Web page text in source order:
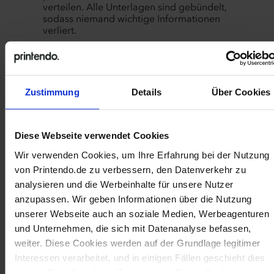
Zustimmung Details Über Cookies
Diese Webseite verwendet Cookies
Wir verwenden Cookies, um Ihre Erfahrung bei der Nutzung
von Printendo.de zu verbessern, den Datenverkehr zu
analysieren und die Werbeinhalte für unsere Nutzer
anzupassen. Wir geben Informationen über die Nutzung
unserer Webseite auch an soziale Medien, Werbeagenturen
und Unternehmen, die sich mit Datenanalyse befassen,
weiter. Diese Cookies werden auf der Grundlage legitimer
Interessen verarbeitet, und in einigen Fällen geschieht dies
verteilen. Alle Unterlagen sind gebündelt,
sodass niemand wichtige Informationen
verliert.
Übergabe von Seminarunterlagen:
Bei
bereitgestellten Materialien an. Eine bedruckte
griffbereit haben. Haptische Materialien bleiben
außerdem oft besser im Gedächtnis als digitale
In welchen Branchen sind
Präsentationsmappen besonders
beliebt?
Für zahlreiche Branchen und Einsatzbereiche sind